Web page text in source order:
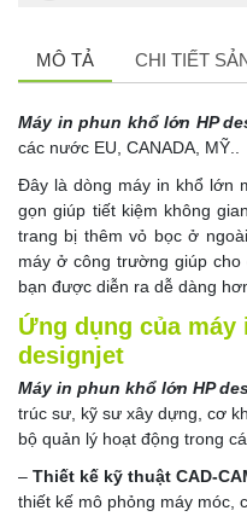
MÔ TẢ CHI TIẾT
Máy in phun khổ lớn HP
các nước EU, CANADA, MỸ..
Đây là dòng máy in khổ lớn
gọn giúp tiết kiệm không
trang bị thêm vỏ bọc ở
máy ở công trường giúp
bạn được diễn ra dễ dàng
Ứng dụng của
designjet
Máy in phun khổ lớn HP
trúc sư, kỹ sư xây dựng, cơ
bộ quản lý hoạt động trong
– Thiết kế kỹ thuật CAD-
thiết kế mô phỏng máy móc,